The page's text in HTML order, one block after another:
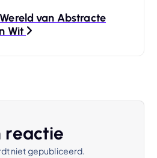
van Abstracte
Wit
reactie
niet gepubliceerd.